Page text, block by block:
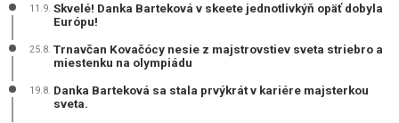
11.9. Skvelé! Danka Barteková v skeete jednotlivkýň opäť dobyla
Európu!
25.8. Trnavčan Kovačócy nesie z majstrovstiev sveta striebro a
miestenku na olympiádu
19.8. Danka Barteková sa stala prvýkrát v kariére majsterkou
sveta.